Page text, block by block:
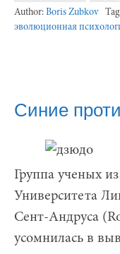
Author: Boris Zubkov
эволюционная
Синие
Группа ученых
Университета
Сент-Андруса
усомнилась в